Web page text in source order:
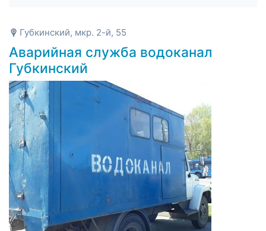
Губкинский, мкр. 2-й, 55
Аварийная служба водоканал
Губкинский